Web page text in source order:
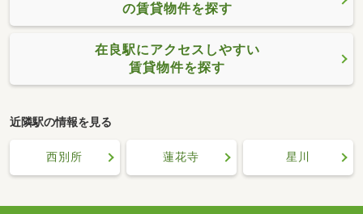
の賃貸物件を探す
在良駅にアクセスしやすい
賃貸物件を探す
近隣駅の情報を見る
西別所 蓮花寺 星川